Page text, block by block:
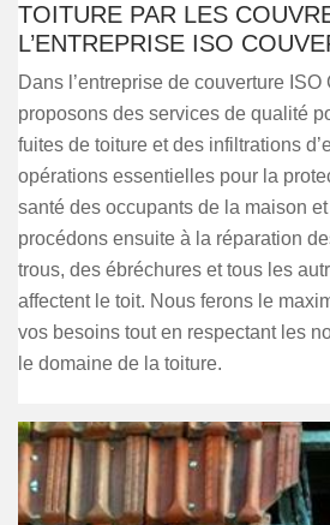
TOITURE PAR LES
L’ENTREPRISE ISO
Dans l’entreprise de couverture
proposons des services de qualité
fuites de toiture et des infiltrations
opérations essentielles pour la
santé des occupants de la maison
procédons ensuite à la réparation
trous, des ébréchures et tous les
affectent le toit. Nous ferons le
vos besoins tout en respectant les
le domaine de la toiture.